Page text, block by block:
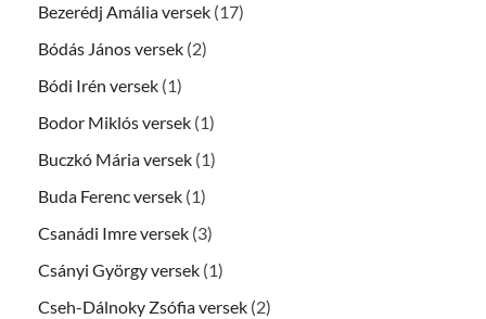
Bezerédj Amália versek (17)
Bódás János versek (2)
Bódi Irén versek (1)
Bodor Miklós versek (1)
Buczkó Mária versek (1)
Buda Ferenc versek (1)
Csanádi Imre versek (3)
Csányi György versek (1)
Cseh-Dálnoky Zsófia versek (2)